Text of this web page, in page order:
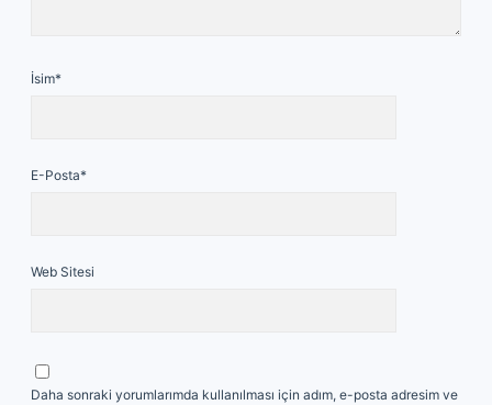
İsim*
E-Posta*
Web Sitesi
Daha sonraki yorumlarımda kullanılması için adım, e-posta adresim ve